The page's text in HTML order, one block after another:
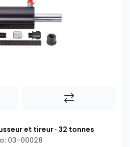
et tireur ∙ 32 tonnes
03-00028